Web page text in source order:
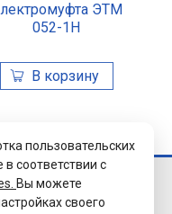
ЭТМ
052-1Н
пользовательских
соответствии с
Вы можете
своего